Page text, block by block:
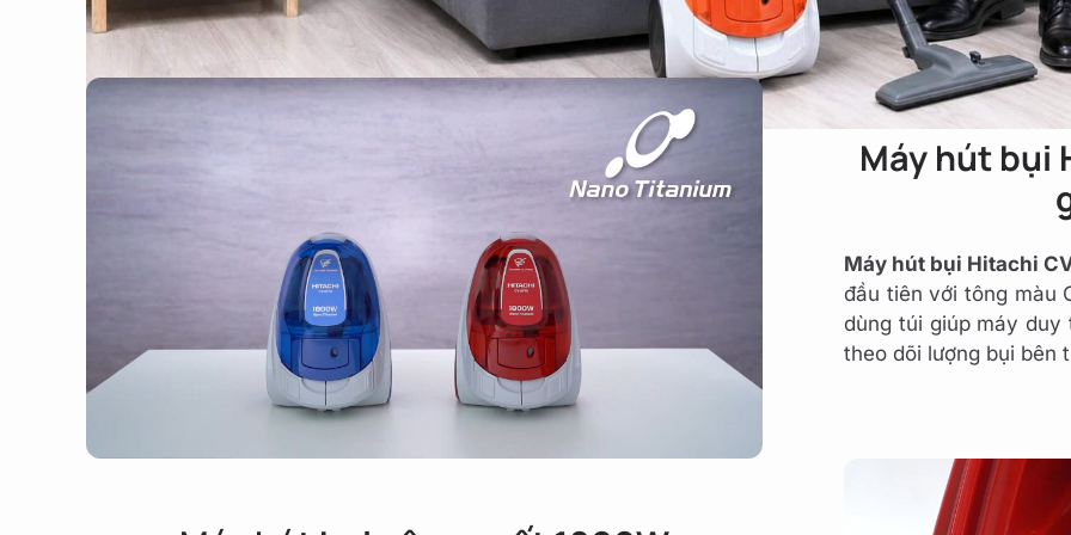
Máy hút bụi
Máy hút bụi Hitachi
đầu tiên với tông màu
dùng túi giúp máy
theo dõi lượng bụi bên